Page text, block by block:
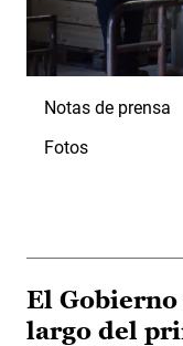
Notas de prensa
Fotos
El
largo del